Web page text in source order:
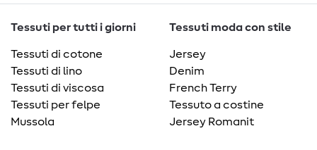
Tessuti per tutti i giorni
Tessuti di cotone
Tessuti di lino
Tessuti di viscosa
Tessuti per felpe
Mussola
Tessuti moda con stile
Jersey
Denim
French Terry
Tessuto a costine
Jersey Romanit